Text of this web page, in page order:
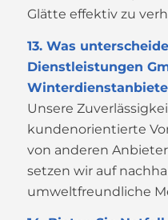
Glätte effektiv zu
13. Was
Dienstleistungen
Unsere
kundenorientierte
von anderen
setzen wir auf
umweltfreundliche